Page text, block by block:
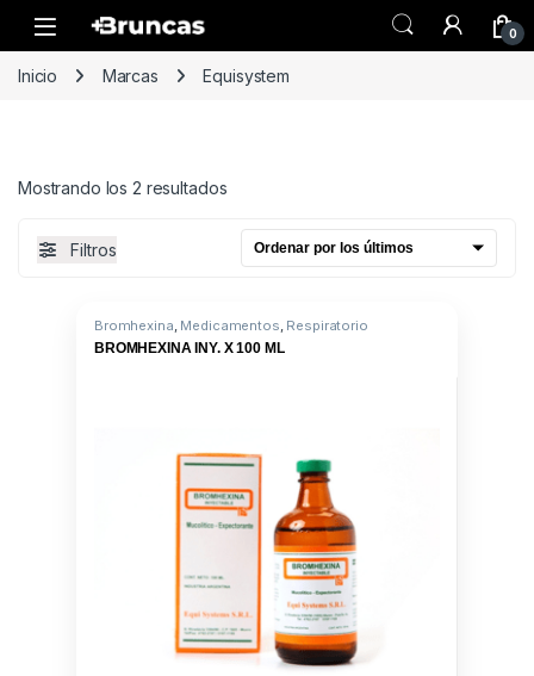
Skip to navigation
Skip to content
0
Inicio Marcas Equisystem
Mostrando los 2 resultadosOrdenado por los últimos
Filtros
Bromhexina, Medicamentos, Respiratorio
BROMHEXINA INY. X 100 ML